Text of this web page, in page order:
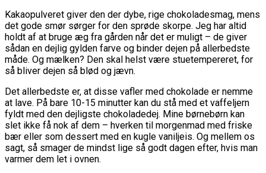
Kakaopulveret giver den der dybe, rige chokoladesmag, mens
det gode smør sørger for den sprøde skorpe. Jeg har altid
holdt af at bruge æg fra gården når det er muligt – de giver
sådan en dejlig gylden farve og binder dejen på allerbedste
måde. Og mælken? Den skal helst være stuetempereret, for
så bliver dejen så blød og jævn.
Det allerbedste er, at disse vafler med chokolade er nemme
at lave. På bare 10-15 minutter kan du stå med et vaffeljern
fyldt med den dejligste chokoladedej. Mine børnebørn kan
slet ikke få nok af dem – hverken til morgenmad med friske
bær eller som dessert med en kugle vaniljeis. Og mellem os
sagt, så smager de mindst lige så godt dagen efter, hvis man
varmer dem let i ovnen.